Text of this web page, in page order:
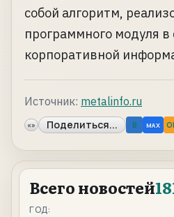
собой алгоритм,
программного модуля в
корпоративной
Источник: metalinfo.ru
«» Поделиться... B MAX
Всего новостей
ГОД: